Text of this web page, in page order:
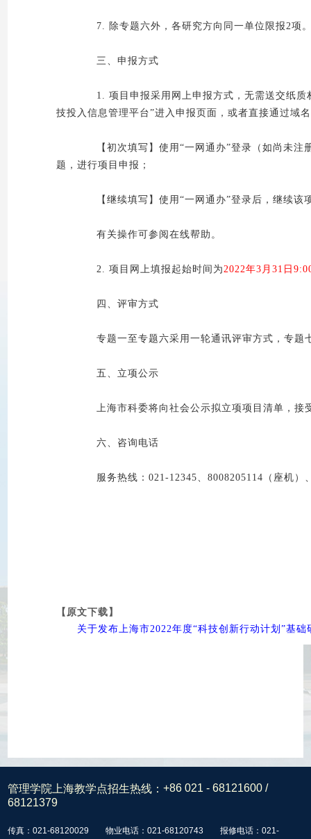
7. 除专题六外，各研究方向同一单位限报2项
三、申报方式
1. 项目申报采用网上申报方式，无需送交纸质
技投入信息管理平台”进入申报页面，或者直接通过域
【初次填写】使用“一网通办”登录（如尚未注
题，进行项目申报；
【继续填写】使用“一网通办”登录后，继续该
有关操作可参阅在线帮助。
2. 项目网上填报起始时间为 2022年3月31日
四、评审方式
专题一至专题六采用一轮通讯评审方式，专题
五、立项公示
上海市科委将向社会公示拟立项项目清单，接
六、咨询电话
服务热线：021-12345、8008205114（座机）
【原文下载】
关于发布上海市2022年度“科技创新行动计划”基
管理学院上海教学点招生热线：+86 021 - 68121600 /
68121379
传真：021-68120029 物业电话：021-68120743 报修电话：021-